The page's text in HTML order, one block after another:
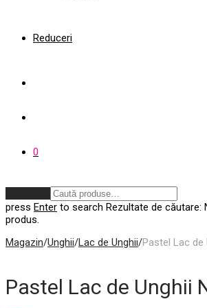
Reduceri
0
press Enter to search Rezultate de căutare:
produs.
Magazin/Unghii/Lac de Unghii/Pastel Lac de
Pastel Lac de Unghii